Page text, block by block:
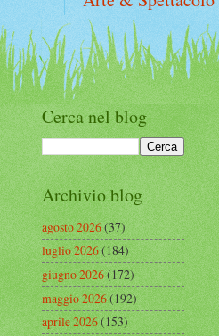
Cerca nel blog
Archivio blog
agosto 2026(37)
luglio 2026(184)
giugno 2026(172)
maggio 2026(192)
aprile 2026(153)